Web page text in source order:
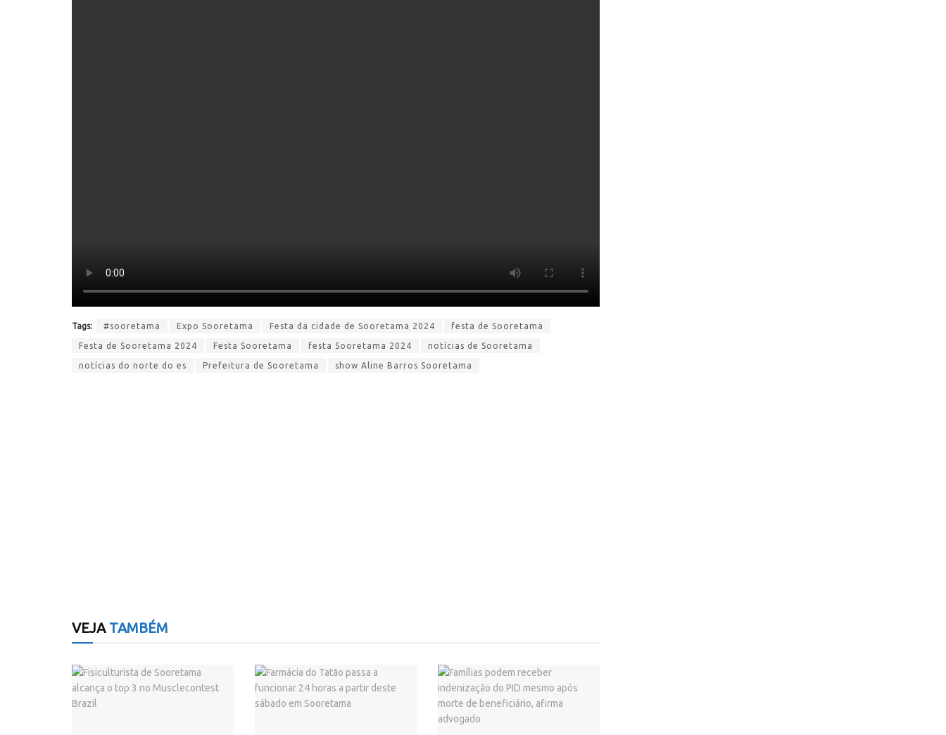
Tags: #sooretama Expo Sooretama Festa da cidade de Sooretama 2024 festa de Sooretama
Festa de Sooretama 2024 Festa Sooretama festa Sooretama 2024 notícias de Sooretama
notícias do norte do es Prefeitura de Sooretama show Aline Barros Sooretama
VEJATAMBÉM